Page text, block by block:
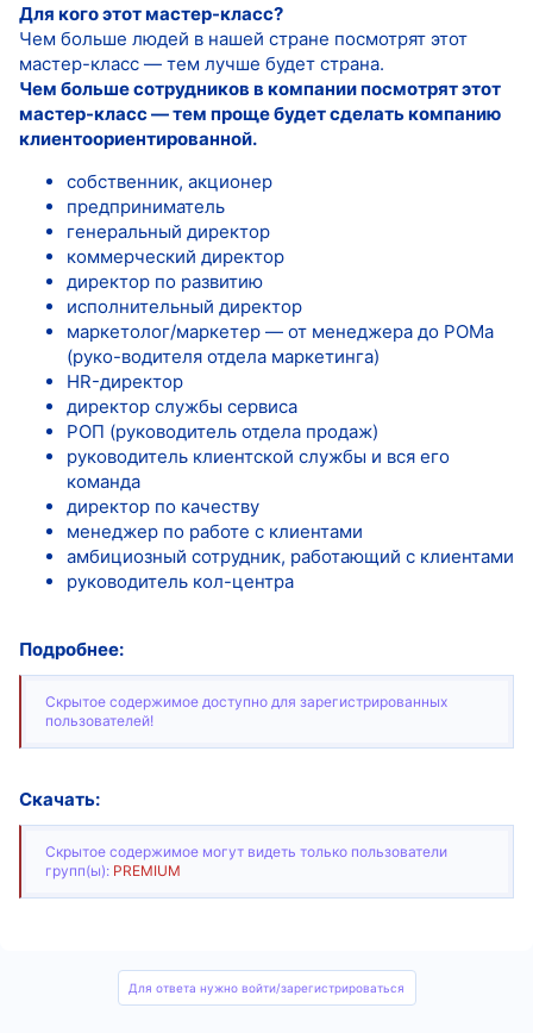
Для кого этот мастер-класс?
Чем больше людей в нашей стране посмотрят этот
мастер-класс — тем лучше будет страна.
Чем больше сотрудников в компании посмотрят этот
мастер-класс — тем проще будет сделать компанию
клиентоориентированной.
собственник, акционер
предприниматель
генеральный директор
коммерческий директор
директор по развитию
исполнительный директор
маркетолог/маркетер — от менеджера до РОМа
(руко-водителя отдела маркетинга)
HR-директор
директор службы сервиса
РОП (руководитель отдела продаж)
руководитель клиентской службы и вся его
команда
директор по качеству
менеджер по работе с клиентами
амбициозный сотрудник, работающий с клиентами
руководитель кол-центра
Подробнее:
Скрытое содержимое доступно для зарегистрированных
пользователей!
Скачать:
Скрытое содержимое могут видеть только пользователи
групп(ы): PREMIUM
Для ответа нужно войти/зарегистрироваться